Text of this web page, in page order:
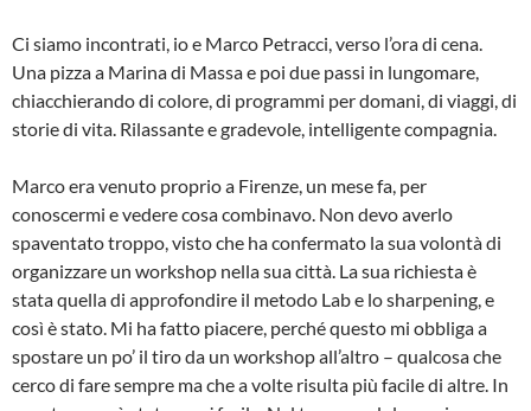
Ci siamo incontrati, io e Marco Petracci, verso l’ora di cena.
Una pizza a Marina di Massa e poi due passi in lungomare,
chiacchierando di colore, di programmi per domani, di viaggi, di
storie di vita. Rilassante e gradevole, intelligente compagnia.
Marco era venuto proprio a Firenze, un mese fa, per
conoscermi e vedere cosa combinavo. Non devo averlo
spaventato troppo, visto che ha confermato la sua volontà di
organizzare un workshop nella sua città. La sua richiesta è
stata quella di approfondire il metodo Lab e lo sharpening, e
così è stato. Mi ha fatto piacere, perché questo mi obbliga a
spostare un po’ il tiro da un workshop all’altro – qualcosa che
cerco di fare sempre ma che a volte risulta più facile di altre. In